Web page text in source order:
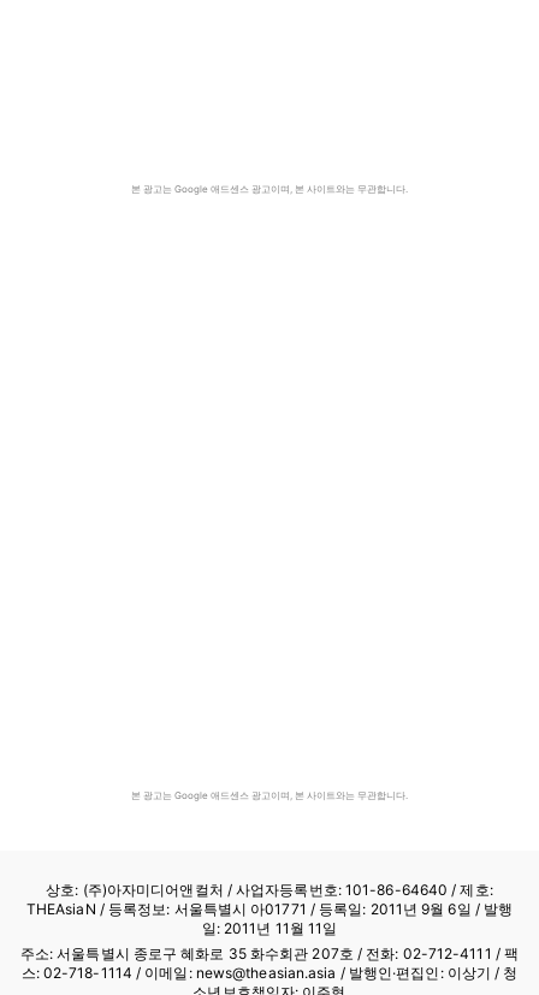
본 광고는 Google 애드센스 광고이며, 본 사이트와는 무관합니다.
본 광고는 Google 애드센스 광고이며, 본 사이트와는 무관합니다.
상호: (주)아자미디어앤컬처 /사업자등록번호: 101-86-64640 / 제호:
THEAsiaN / 등록정보: 서울특별시 아01771 / 등록일: 2011년 9월 6일 / 발행
일: 2011년 11월 11일
주소: 서울특별시 종로구 혜화로 35 화수회관 207호 / 전화: 02-712-4111 / 팩
스: 02-718-1114 / 이메일: news@theasian.asia / 발행인·편집인: 이상기 / 청